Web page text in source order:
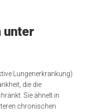
unter
Lungenerkrankung)
die die
Sie ähnelt in
chronischen